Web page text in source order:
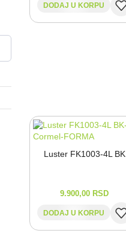
DODAJ U KORPU
Luster FK1003-⁠4L BK
9.900,00 RSD
DODAJ U KORPU